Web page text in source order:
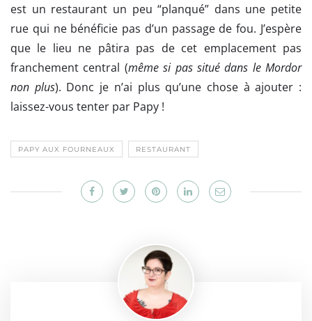
est un restaurant un peu “planqué” dans une petite
rue qui ne bénéficie pas d’un passage de fou. J’espère
que le lieu ne pâtira pas de cet emplacement pas
franchement central (même si pas situé dans le Mordor
non plus). Donc je n’ai plus qu’une chose à ajouter :
laissez-vous tenter par Papy !
PAPY AUX FOURNEAUX RESTAURANT